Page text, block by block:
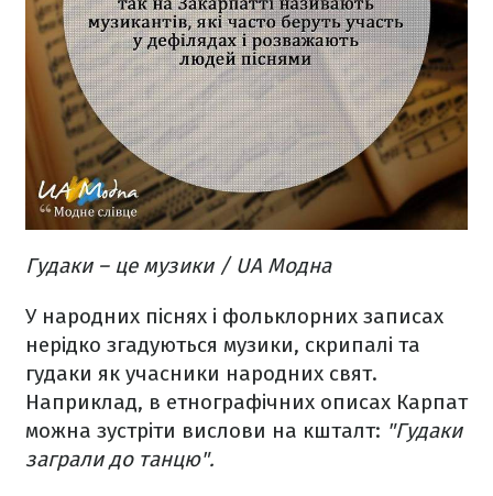
Гудаки – це музики / UA Модна
У народних піснях і фольклорних записах
нерідко згадуються музики, скрипалі та
гудаки як учасники народних свят.
Наприклад, в етнографічних описах Карпат
можна зустріти вислови на кшталт: "Гудаки
заграли до танцю".